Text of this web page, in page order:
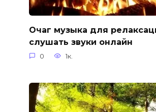
Очаг музыка для
слушать звуки онлайн
0 1к.